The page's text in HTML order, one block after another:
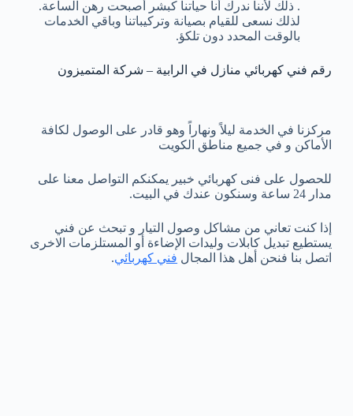
. ذلك لأننا ندرك أنا حياتنا كبشر أصبحت رهن الساعة.
لذلك نسعى للقيام بصيانة وتركيباتنا وباقي الخدمات
بالوقت المحدد دون تلكؤ.
رقم فني كهربائي منازل في الرابية – شركة المتميزون
مركزنا في الخدمة ليلاً ونهاراً وهو قادر على الوصول لكافة
الأماكن و في جميع مناطق الكويت
للحصول على فنى كهربائي خبير يمكنكم التواصل معنا على
مدار 24 ساعة وسنكون عندك في البيت.
إذا كنت تعاني من مشاكل وصول التيار و تبحث عن فني
يستطيع تبديل كابلات وليدات الإضاءة أو المستلزمات الاخرى
اتصل بنا فنحن أهل هذا المجال فني كهربائي.